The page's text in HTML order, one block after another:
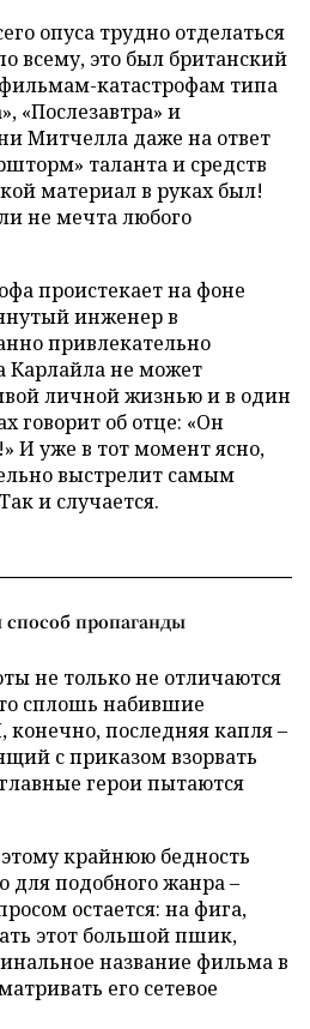
опуса трудно отделаться
всему, это был британский
катастрофам типа
«Послезавтра» и
Митчелла даже на ответ
таланта и средств
материал в руках был!
не мечта любого
проистекает на фоне
инженер в
привлекательно
Карлайла не может
личной жизнью и в один
говорит об отце: «Он
И уже в тот момент ясно,
выстрелит самым
и случается.
пропаганды
не только не отличаются
сплошь набившие
последняя капля –
с приказом взорвать
герои пытаются
крайнюю бедность
для подобного жанра –
остается: на фига,
этот большой пшик,
название фильма в
его сетевое